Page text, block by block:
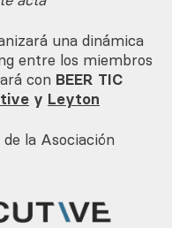
una dinámica
entre los miembros
con BEER TIC
y Leyton
la Asociación